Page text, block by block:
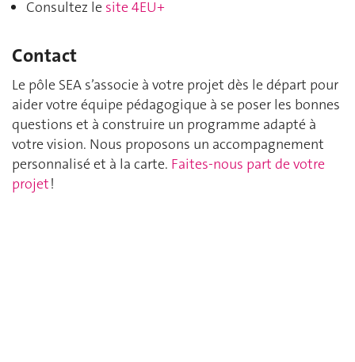
Consultez le site 4EU+
Contact
Le pôle SEA s’associe à votre projet dès le départ pour
aider votre équipe pédagogique à se poser les bonnes
questions et à construire un programme adapté à
votre vision. Nous proposons un accompagnement
personnalisé et à la carte. Faites-nous part de votre
projet!